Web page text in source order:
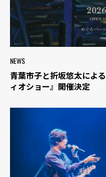
NEWS
青葉市子と折坂悠太によ
ィオショー』開催決定